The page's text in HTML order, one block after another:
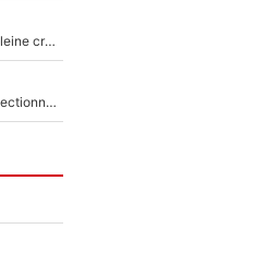
Grégory Lorenzi doit renoncer à cinq signatures en pleine crise financière : L’IA propose sept noms à l’OM pour un mercato réussi... à seulement 5M€ !
«Plus grand, je ferai chauffeur-livreur» : Nouveau sélectionneur des Bleus, Zinédine Zidane s’était imaginé un avenir très différent lorsqu'il était enfant